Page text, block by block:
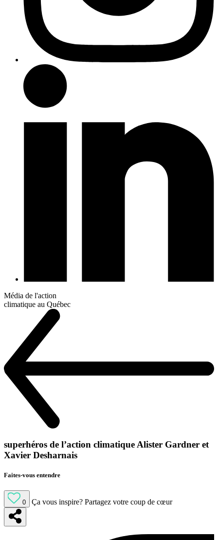
Média de l'action
climatique au Québec
superhéros de l’action climatique Alister Gardner et
Xavier Desharnais
Faites-vous entendre
0 Ça vous inspire? Partagez votre coup de cœur